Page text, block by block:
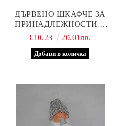
ДЪРВЕНО ШКАФЧЕ ЗА
ПРИНАДЛЕЖНОСТИ С
ДЕВЕТ ЧЕКМЕДЖЕТА
€10.23 20.01лв.